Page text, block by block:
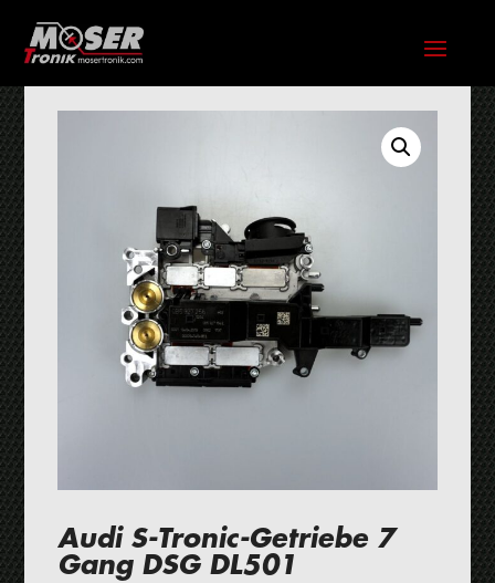
Audi S-Tronic-Getriebe 7
Gang DSG DL501